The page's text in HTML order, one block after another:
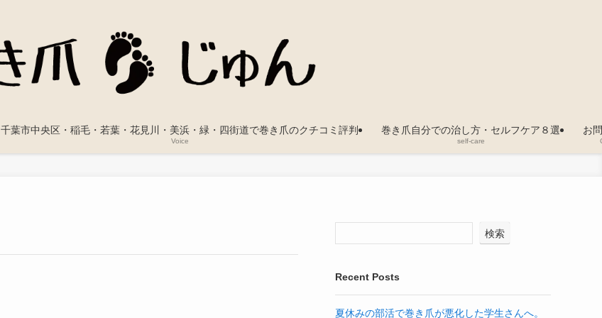
千葉市中央区・稲毛・若葉・花見川・美浜・緑・四街道で巻き爪のクチコミ評判
Voice
巻き爪自分での治し方・セルフケア８選
self-care
お
検索
Recent Posts
夏休みの部活で巻き爪が悪化した学生さんへ。